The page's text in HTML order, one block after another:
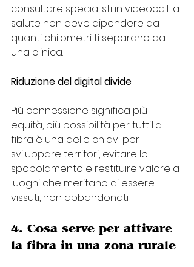
consultare specialisti in videocall.La
salute non deve dipendere da
quanti chilometri ti separano da
una clinica.
Riduzione del digital divide
Più connessione significa più
equità, più possibilità per tutti.La
fibra è una delle chiavi per
sviluppare territori, evitare lo
spopolamento e restituire valore a
luoghi che meritano di essere
vissuti, non abbandonati.
4. Cosa serve per attivare
la fibra in una zona rurale